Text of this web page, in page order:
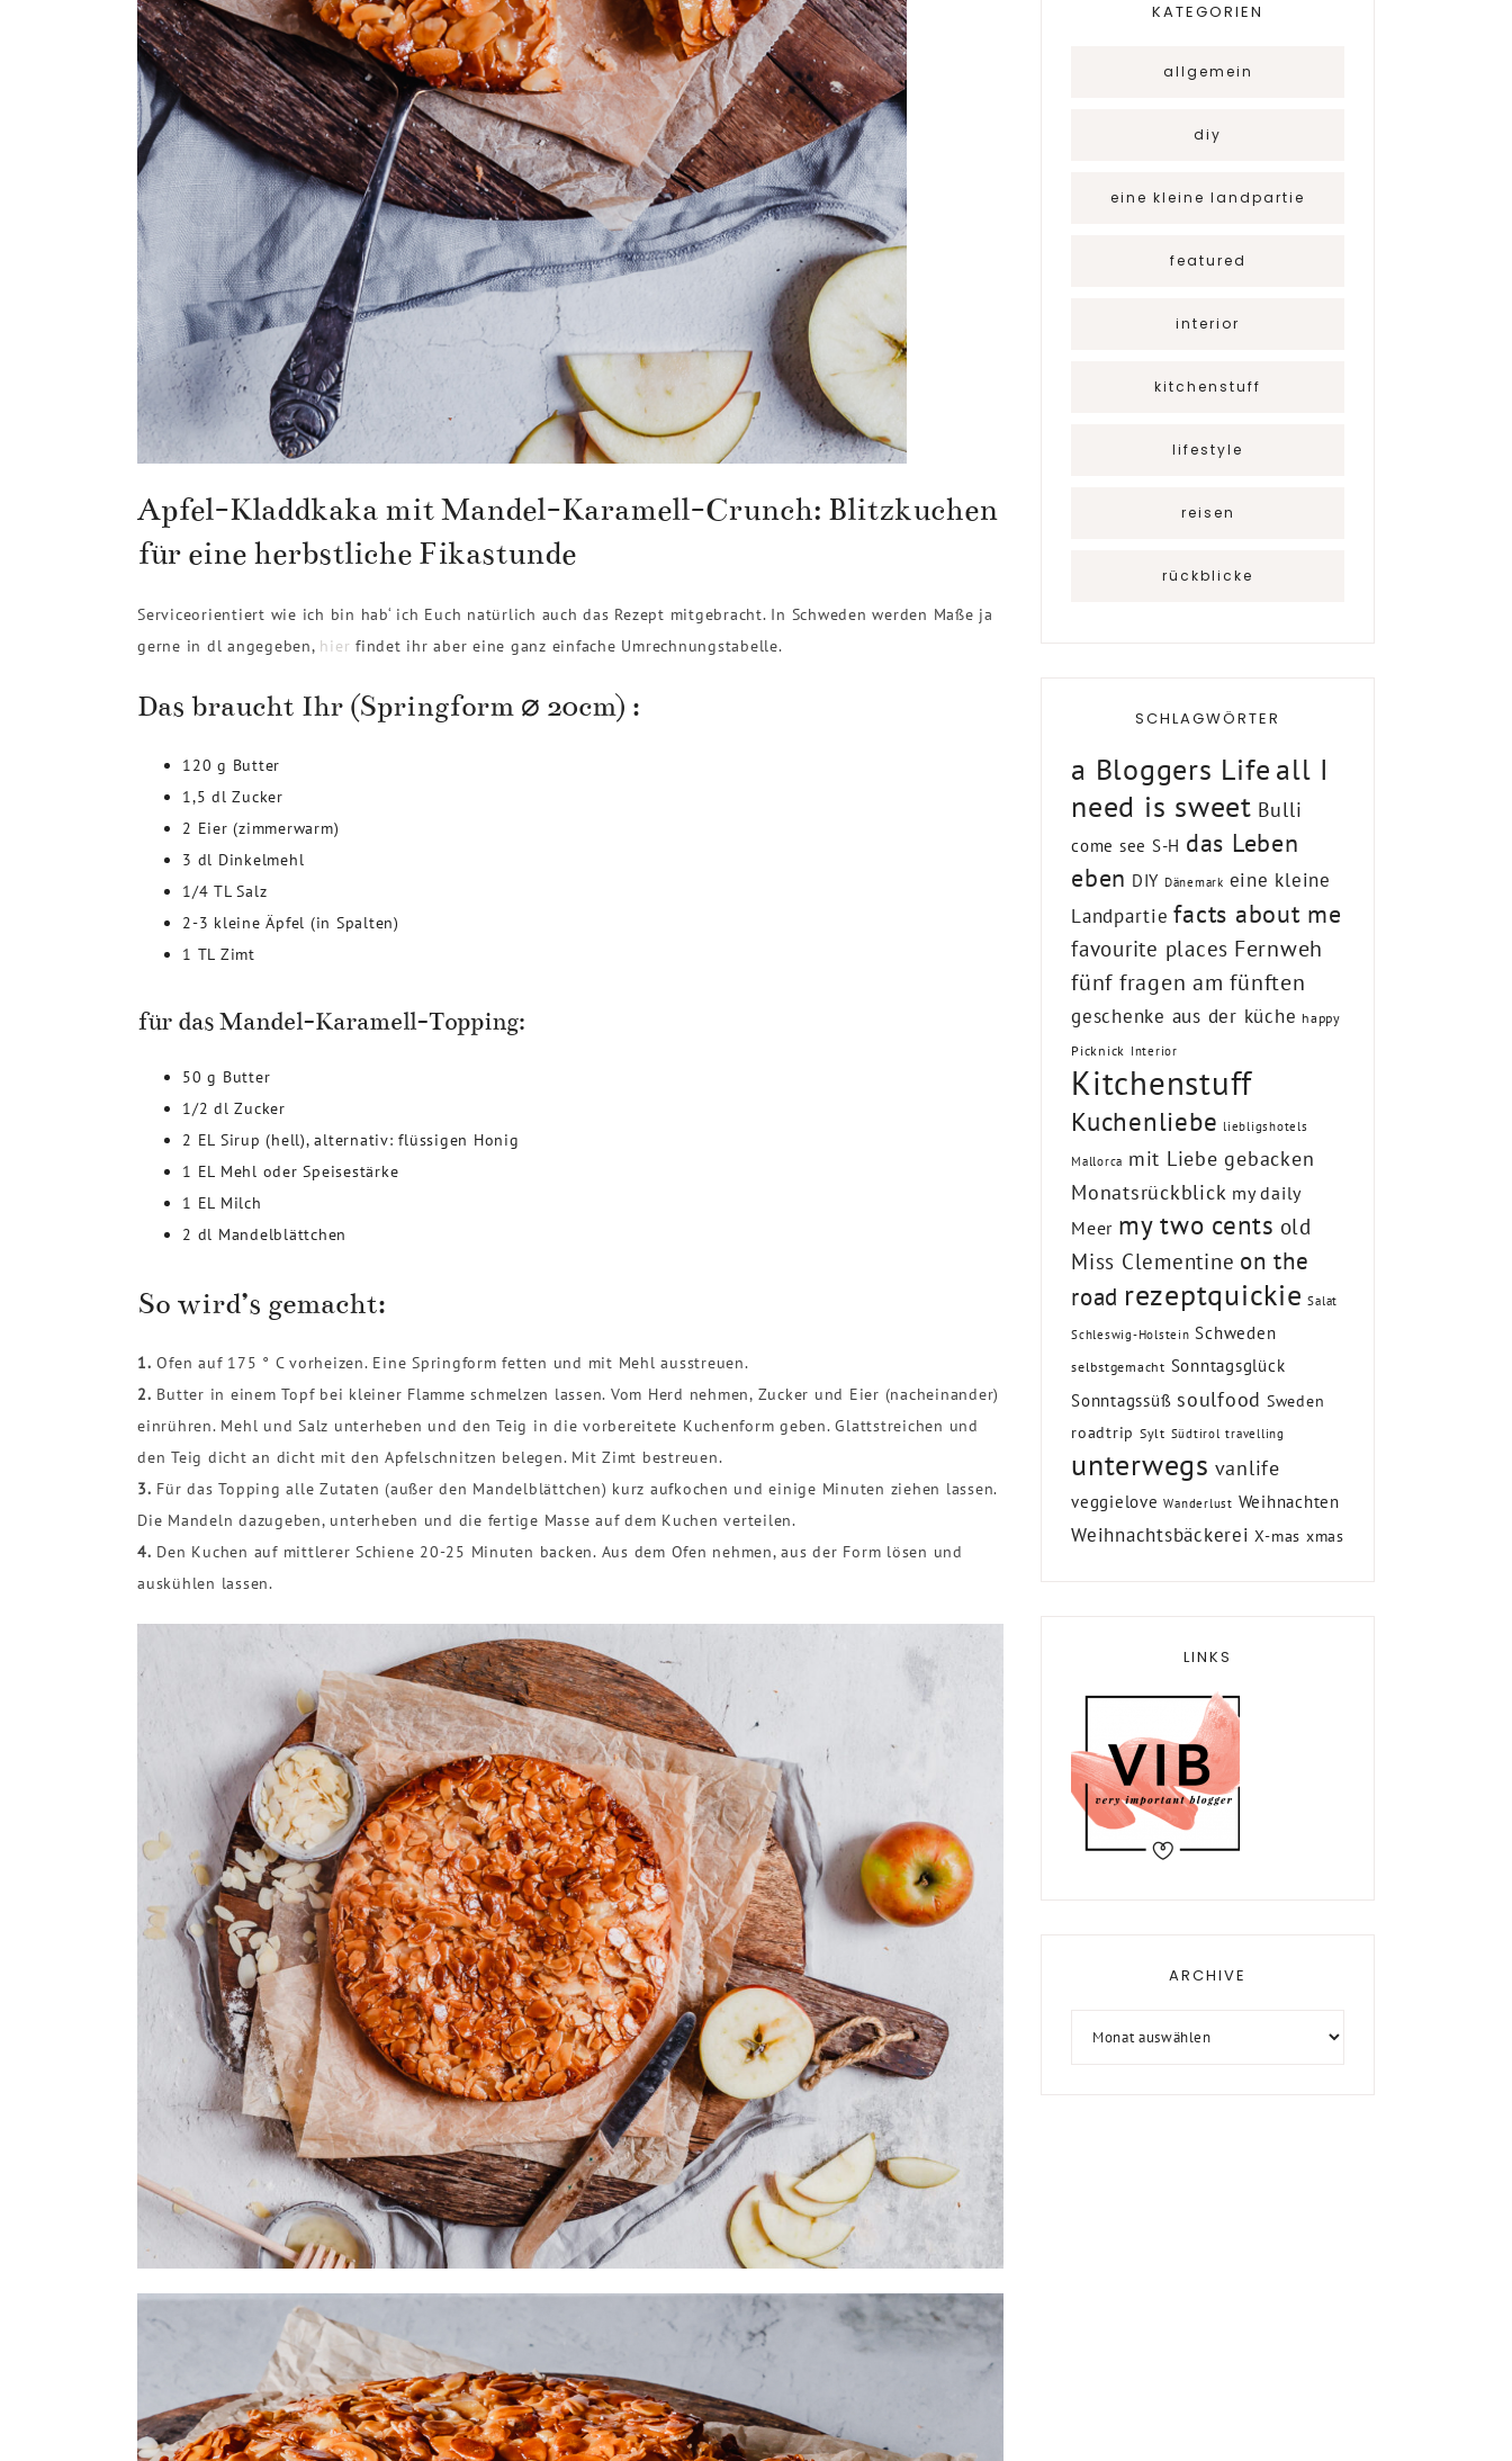
Apfel-Kladdkaka mit Mandel-Karamell-Crunch: Blitzkuchen
für eine herbstliche Fikastunde
Serviceorientiert wie ich bin hab‘ ich Euch natürlich auch das Rezept mitgebracht. In Schweden werden Maße ja
gerne in dl angegeben, hier findet ihr aber eine ganz einfache Umrechnungstabelle.
Das braucht Ihr (Springform ⌀ 20cm) :
120 g Butter
1,5 dl Zucker
2 Eier (zimmerwarm)
3 dl Dinkelmehl
1/4 TL Salz
2-3 kleine Äpfel (in Spalten)
1 TL Zimt
für das Mandel-Karamell-Topping:
50 g Butter
1/2 dl Zucker
2 EL Sirup (hell), alternativ: flüssigen Honig
1 EL Mehl oder Speisestärke
1 EL Milch
2 dl Mandelblättchen
So wird’s gemacht:
1. Ofen auf 175 ° C vorheizen. Eine Springform fetten und mit Mehl ausstreuen.
2. Butter in einem Topf bei kleiner Flamme schmelzen lassen. Vom Herd nehmen, Zucker und Eier (nacheinander)
einrühren. Mehl und Salz unterheben und den Teig in die vorbereitete Kuchenform geben. Glattstreichen und
den Teig dicht an dicht mit den Apfelschnitzen belegen. Mit Zimt bestreuen.
3. Für das Topping alle Zutaten (außer den Mandelblättchen) kurz aufkochen und einige Minuten ziehen lassen.
Die Mandeln dazugeben, unterheben und die fertige Masse auf dem Kuchen verteilen.
4. Den Kuchen auf mittlerer Schiene 20-25 Minuten backen. Aus dem Ofen nehmen, aus der Form lösen und
auskühlen lassen.
KATEGORIEN
allgemein
diy
eine kleine landpartie
featured
interior
kitchenstuff
lifestyle
reisen
rückblicke
SCHLAGWÖRTER
a Bloggers Life all I
need is sweet Bulli
come see S-H das Leben
eben DIY Dänemark eine kleine
Landpartie facts about me
favourite places Fernweh
fünf fragen am fünften
geschenke aus der küche happy
Picknick Interior
Kitchenstuff
Kuchenliebe liebligshotels
Mallorca mit Liebe gebacken
Monatsrückblick my daily
Meer my two cents old
Miss Clementine on the
road rezeptquickie Salat
Schleswig-Holstein Schweden
selbstgemacht Sonntagsglück
Sonntagssüß soulfood Sweden
roadtrip Sylt Südtirol travelling
unterwegs vanlife
veggielove Wanderlust Weihnachten
Weihnachtsbäckerei X-mas xmas
LINKS
ARCHIVE